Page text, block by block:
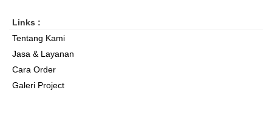
Links :
Tentang Kami
Jasa & Layanan
Cara Order
Galeri Project